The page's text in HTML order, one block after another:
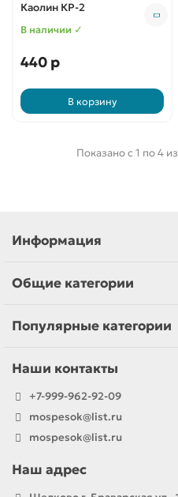
Каолин КР-2
В наличии ✓
440 р
В корзину
Показано с 1 по 4
Информация
Общие категории
Популярные категории
Наши контакты
+7-999-962-92-09
mospesok@list.ru
mospesok@list.ru
Наш адрес